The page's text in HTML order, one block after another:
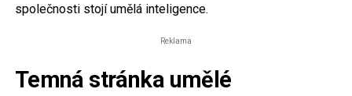
společnosti stojí umělá inteligence.
Reklama
Temná stránka umělé